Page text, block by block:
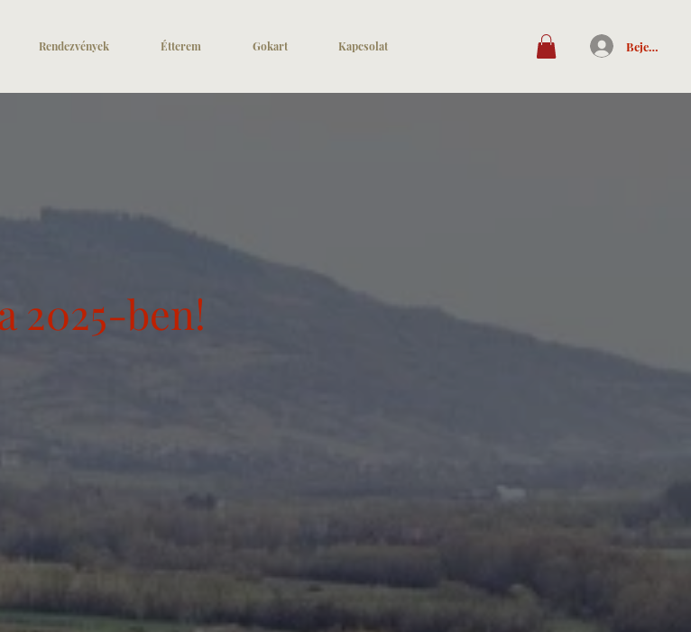
Rendezvények Étterem Gokart Kapcsolat
2025-ben!